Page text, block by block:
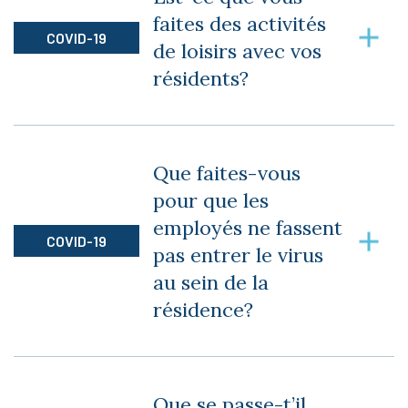
ses repas à l’appartement peut cependant le
faire sans problème.
COVID-19
faites des activités
de loisirs avec vos
résidents?
mesures sanitaires sont rigoureusement
COVID-19
Que faites-vous
pour que les
employés ne fassent
pas entrer le virus
au sein de la
résidence?